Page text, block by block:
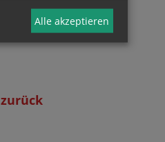
zurück
Alle akzeptieren